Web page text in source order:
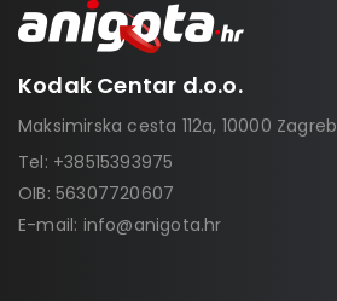
Kodak Centar d.o.o.
Maksimirska cesta 112a, 10000 Zagreb
Tel: +38515393975
OIB: 56307720607
E-mail: info@anigota.hr